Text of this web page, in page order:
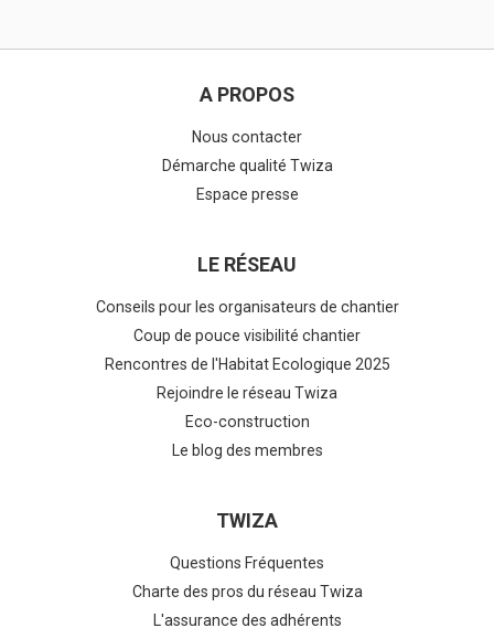
A PROPOS
Nous contacter
Démarche qualité Twiza
Espace presse
LE RÉSEAU
Conseils pour les organisateurs de chantier
Coup de pouce visibilité chantier
Rencontres de l'Habitat Ecologique 2025
Rejoindre le réseau Twiza
Eco-construction
Le blog des membres
TWIZA
Questions Fréquentes
Charte des pros du réseau Twiza
L'assurance des adhérents